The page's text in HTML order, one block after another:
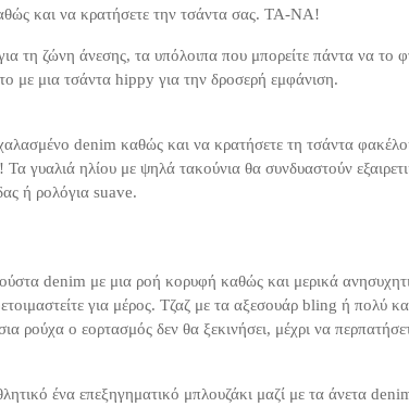
και να κρατήσετε την τσάντα σας. ΤΑ-ΝΑ!
τη ζώνη άνεσης, τα υπόλοιπα που μπορείτε πάντα να το
με μια τσάντα hippy για την δροσερή εμφάνιση.
denim καθώς και να κρατήσετε τη τσάντα
γυαλιά ηλίου με ψηλά τακούνια θα συνδυαστούν
ή ρολόγια suave.
denim με μια ροή κορυφή καθώς και μερικά
για μέρος. Τζαζ με τα αξεσουάρ bling ή πολύ
ρούχα ο εορτασμός δεν θα ξεκινήσει, μέχρι να
ένα επεξηγηματικό μπλουζάκι μαζί με τα άνετα